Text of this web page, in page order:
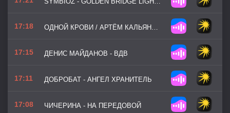
17:18 ОДНОЙ КРОВИ / АРТЁМ КАЛЬЯНОВ - ЧЕБУРАШКА
17:15 ДЕНИС МАЙДАНОВ - ВДВ
17:11 ДОБРОБАТ - АНГЕЛ ХРАНИТЕЛЬ
17:08 ЧИЧЕРИНА - НА ПЕРЕДОВОЙ